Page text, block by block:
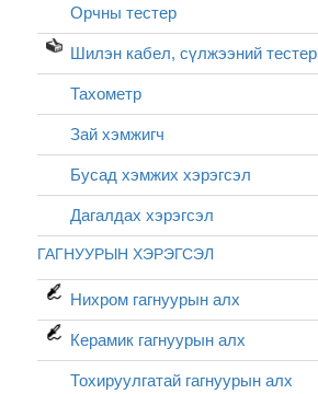
Орчны тестер
Шилэн кабел, cүлжээний тестер
Тахометр
Зай хэмжигч
Бусад хэмжих хэрэгсэл
Дагалдах хэрэгсэл
ГАГНУУРЫН ХЭРЭГСЭЛ
Нихром гагнуурын алх
Керамик гагнуурын алх
Тохируулгатай гагнуурын алх